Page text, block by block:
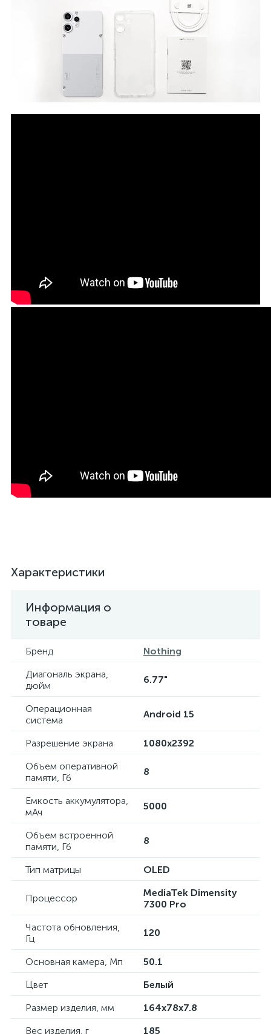
Характеристики
Информация о
товаре
Бренд
Nothing
Диагональ экрана,
дюйм
6.77"
Операционная
система
Android 15
Разрешение экрана
1080x2392
Объем оперативной
памяти, Гб
8
Емкость аккумулятора,
мАч
5000
Объем встроенной
памяти, Гб
8
Тип матрицы OLED
Процессор
MediaTek Dimensity
7300 Pro
Частота обновления,
Гц
120
Основная камера, Мп
50.1
Цвет
Белый
Размер изделия, мм
164x78x7.8
Вес изделия, г
185